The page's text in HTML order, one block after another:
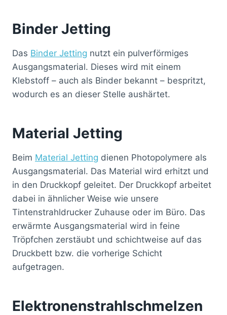
Binder Jetting
Das Binder Jetting nutzt ein pulverförmiges
Ausgangsmaterial. Dieses wird mit einem
Klebstoff – auch als Binder bekannt – bespritzt,
wodurch es an dieser Stelle aushärtet.
Material Jetting
Beim Material Jetting dienen Photopolymere als
Ausgangsmaterial. Das Material wird erhitzt und
in den Druckkopf geleitet. Der Druckkopf arbeitet
dabei in ähnlicher Weise wie unsere
Tintenstrahldrucker Zuhause oder im Büro. Das
erwärmte Ausgangsmaterial wird in feine
Tröpfchen zerstäubt und schichtweise auf das
Druckbett bzw. die vorherige Schicht
aufgetragen.
Elektronenstrahlschmelzen